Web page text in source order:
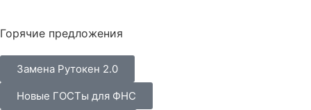
Горячие предложения
Замена Рутокен 2.0
Новые ГОСТы для ФНС